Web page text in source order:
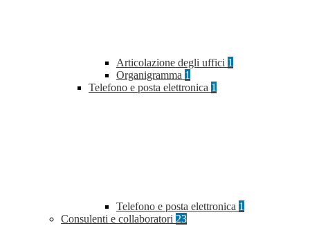
Articolazione degli uffici 1
Organigramma 1
Telefono e posta elettronica 1
Telefono e posta elettronica 1
Consulenti e collaboratori 23